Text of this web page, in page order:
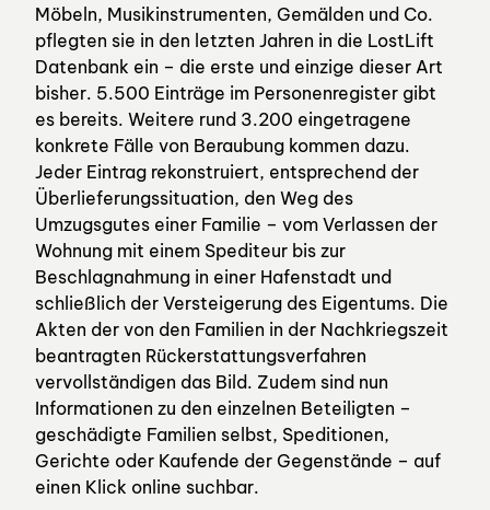
Möbeln, Musikinstrumenten, Gemälden und Co.
pflegten sie in den letzten Jahren in die LostLift
Datenbank ein – die erste und einzige dieser Art
bisher. 5.500 Einträge im Personenregister gibt
es bereits. Weitere rund 3.200 eingetragene
konkrete Fälle von Beraubung kommen dazu.
Jeder Eintrag rekonstruiert, entsprechend der
Überlieferungssituation, den Weg des
Umzugsgutes einer Familie – vom Verlassen der
Wohnung mit einem Spediteur bis zur
Beschlagnahmung in einer Hafenstadt und
schließlich der Versteigerung des Eigentums. Die
Akten der von den Familien in der Nachkriegszeit
beantragten Rückerstattungsverfahren
vervollständigen das Bild. Zudem sind nun
Informationen zu den einzelnen Beteiligten –
geschädigte Familien selbst, Speditionen,
Gerichte oder Kaufende der Gegenstände – auf
einen Klick online suchbar.